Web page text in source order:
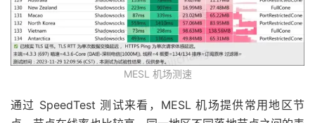
MESL 机场测速
通过 SpeedTest 测试来看，MESL 机场提供常用地区节